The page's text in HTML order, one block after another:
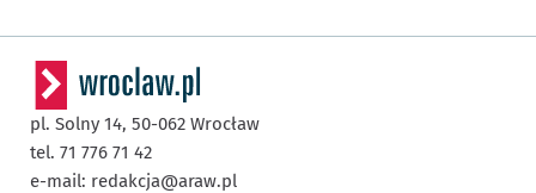
pl. Solny 14, 50-062 Wrocław
tel. 71 776 71 42
e-mail: redakcja@araw.pl